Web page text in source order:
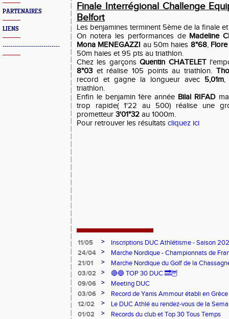
PARTENAIRES
LIENS
----------------------------
Finale Interrégional Challenge
Belfort
Les benjamines terminent 5ème de la finale
On notera les performances de Madeline
Mona MENEGAZZI au 50m haies 8"68,
50m haies et 95 pts au triathlon.
Chez les garçonsQuentin CHATELET
8"03et réalise 105 points au triathlon.
record et gagne la longueur avec 5,01m,
triathlon.
Enfin le benjamin 1ère année Bilal RIFAD
trop rapide( 1'22 au 500) réalise une
prometteur 3'01"32 au 1000m.
Pour retrouver les résultats cliquez ici
11/05 >
Inscriptions DUC Athlétisme - Saison
24/04
>
Marche Nordique - Championnats de
21/01
>
Marche Nordique du Golf de la
03/02
>
🔴🔵 TOP 30 DUC 🔜🦉
09/06
>
Meeting DUC
03/06
>
Record de Yanis Ammour établi en Grèce
12/02
>
Le DUC Athlé au rendez-vous de la
Paralympique et du dispositif pilote "Jeux
01/02 >
Records du club et Top 30 Tous Temps